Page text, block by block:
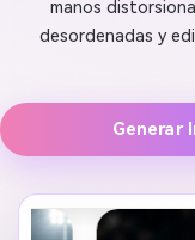
manos
desordenadas y
Generar